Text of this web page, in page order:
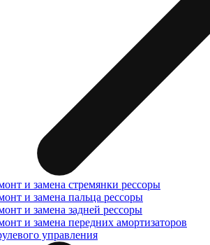
и замена стремянки рессоры
и замена пальца рессоры
и замена задней рессоры
и замена передних амортизаторов
управления